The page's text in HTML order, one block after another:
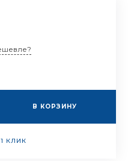
В КОРЗИНУ
КЛИК